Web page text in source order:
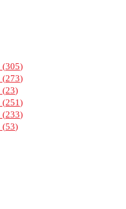
305
273
23
251
233
53